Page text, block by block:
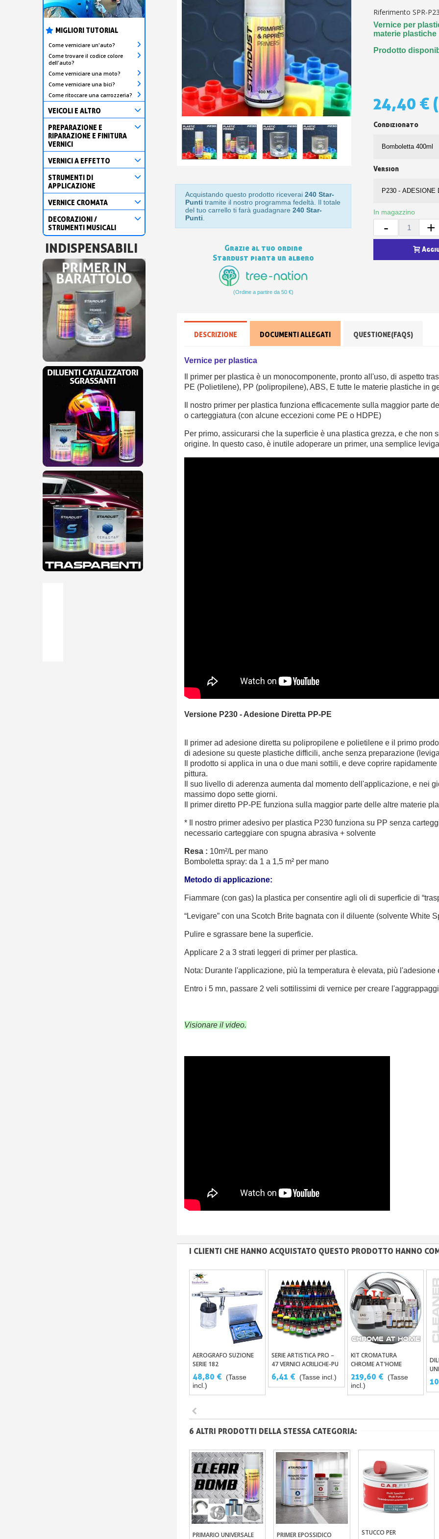
10€ di buono
Iscriviti alla
MIGLIORI TUTORIAL
Come verniciare un'auto?
Come trovare il codice colore
dell'auto?
Come verniciare una moto?
Come verniciare una bici?
Come ritoccare una carrozzeria?
VEICOLI E ALTRO
PREPARAZIONE E
RIPARAZIONE E FINITURA
VERNICI
VERNICI A EFFETTO
STRUMENTI DI
APPLICAZIONE
VERNICE CROMATA
DECORAZIONI /
STRUMENTI MUSICALI
INDISPENSABILI
Acquistando questo prodotto riceverai 240 Star-
Punti tramite il nostro programma fedeltà. Il totale
del tuo carrello ti farà guadagnare 240 Star-
Punti.
Grazie al tuo ordine
Stardust pianta un albero
(Ordine a partire da 50 €)
Riferimento SPR-
Vernice per
materie plastiche
Prodotto
24,40 €
Condizionato
Version
In magazzino
- +
DESCRIZIONE DOCUMENTI ALLEGATI QUESTIONE(FAQS)
Vernice per plastica
Il primer per plastica è un monocomponente, pronto all'uso, di aspetto
PE (Polietilene), PP (polipropilene), ABS, E tutte le materie plastiche in
Il nostro primer per plastica funziona efficacemente sulla maggior parte
o carteggiatura (con alcune eccezioni come PE o HDPE)
Per primo, assicurarsi che la superficie è una plastica grezza, e che non
origine. In questo caso, è inutile adoperare un primer, una semplice
Versione P230 - Adesione Diretta PP-PE
Il primer ad adesione diretta su polipropilene e polietilene e il primo
di adesione su queste plastiche difficili, anche senza preparazione
Il prodotto si applica in una o due mani sottili, e deve coprire
pittura.
Il suo livello di aderenza aumenta dal momento dell'applicazione, e nei
massimo dopo sette giorni.
Il primer diretto PP-PE funziona sulla maggior parte delle altre materie
* Il nostro primer adesivo per plastica P230 funziona su PP senza
necessario carteggiare con spugna abrasiva + solvente
Resa : 10m²/L per mano
Bomboletta spray: da 1 a 1,5 m² per mano
Metodo di applicazione:
Fiammare (con gas) la plastica per consentire agli oli di superficie di
“Levigare” con una Scotch Brite bagnata con il diluente (solvente White
Pulire e sgrassare bene la superficie.
Applicare 2 a 3 strati leggeri di primer per plastica.
Nota: Durante l'applicazione, più la temperatura è elevata, più l'adesione
Entro i 5 mn, passare 2 veli sottilissimi di vernice per creare
Visionare il video.
I CLIENTI CHE HANNO ACQUISTATO QUESTO PRODOTTO HANNO
Aggiungi Al Carrello
AEROGRAFO SUZIONE
SERIE 182
48,80 €
(Tasse
incl.)
Aggiungi Al Carrello
SERIE ARTISTICA PRO –
47 VERNICI ACRILICHE-PU
PER AEROGRAFO
6,41 € (Tasse incl.)
Aggiungi Al Carrello
KIT CROMATURA
CHROME AT'HOME
219,60 €
(Tasse
incl.)
6 ALTRI PRODOTTI DELLA STESSA CATEGORIA:
Aggiungi Al Carrello
PRIMARIO UNIVERSALE Aggiungi Al Carrello
PRIMER EPOSSIDICO Aggiungi Al Carrello
STUCCO PER